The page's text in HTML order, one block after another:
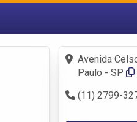
Fazer login
Criar conta
Avenida
Paulo - SP
(11) 2799-